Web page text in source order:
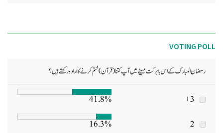
VOTING POLL
رمضان المبارک کے اس بابرکت مہینے میں آپ کتنا (قرآن) ختم کرنے کا ارادہ رکھتے ہیں؟
3+
41.8%
2
16.3%